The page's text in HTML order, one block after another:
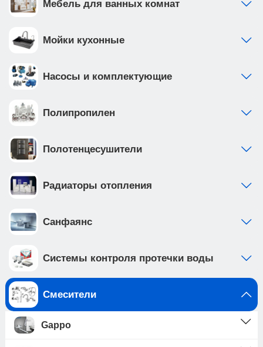
Мебель для ванных комнат
Мойки кухонные
Насосы и комплектующие
Полипропилен
Полотенцесушители
Радиаторы отопления
Санфаянс
Системы контроля протечки воды
Смесители
Gappo